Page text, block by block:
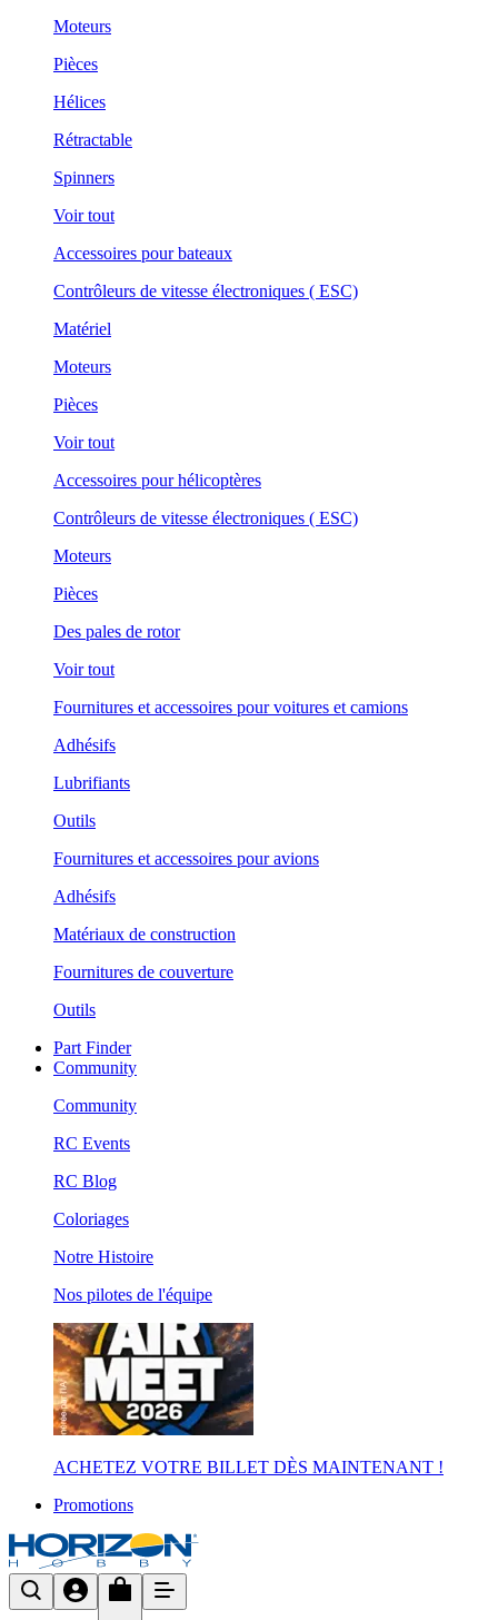
Moteurs
Pièces
Hélices
Rétractable
Spinners
Voir tout
Accessoires pour bateaux
Contrôleurs de vitesse électroniques ( ESC)
Matériel
Moteurs
Pièces
Voir tout
Accessoires pour hélicoptères
Contrôleurs de vitesse électroniques ( ESC)
Moteurs
Pièces
Des pales de rotor
Voir tout
Fournitures et accessoires pour voitures et camions
Adhésifs
Lubrifiants
Outils
Fournitures et accessoires pour avions
Adhésifs
Matériaux de construction
Fournitures de couverture
Outils
Part Finder
Community
Community
RC Events
RC Blog
Coloriages
Notre Histoire
Nos pilotes de l'équipe
ACHETEZ VOTRE BILLET DÈS MAINTENANT !
Promotions